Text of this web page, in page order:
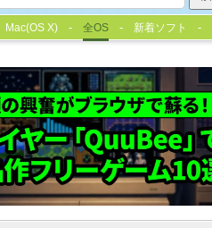
Mac(OS X) 全OS 新着ソフト